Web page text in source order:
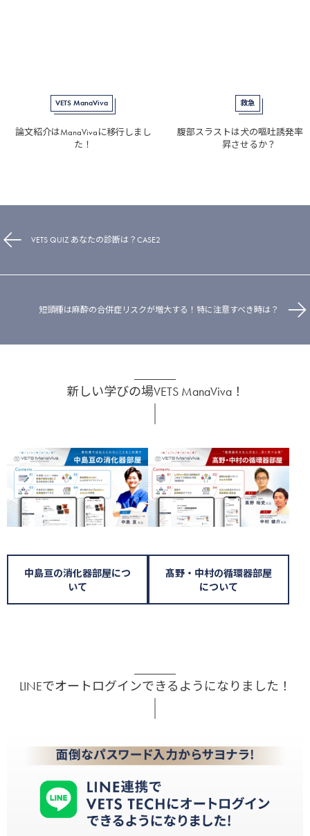
VETS ManaViva
論文紹介はManaVivaに移行しまし
た！
救急
腹部スラストは犬の嘔吐誘発率
昇させるか？
VETS QUIZ あなたの診断は？CASE2
短頭種は麻酔の合併症リスクが増大する！特に注意すべき時は？
新しい学びの場VETS ManaViva！
中島亘の消化器部屋につ
いて
髙野・中村の循環器部屋
について
LINEでオートログインできるようになりました！